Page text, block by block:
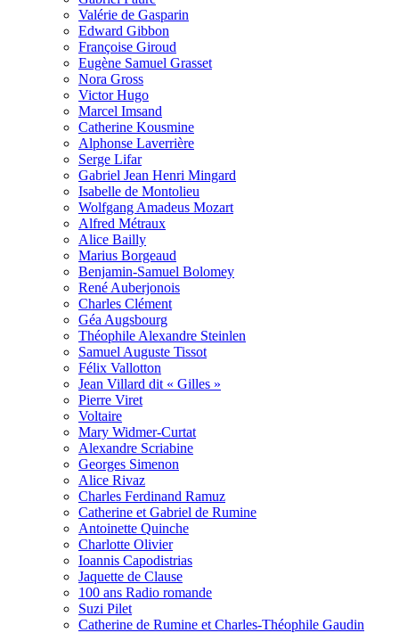
Valérie de Gasparin
Edward Gibbon
Françoise Giroud
Eugène Samuel Grasset
Nora Gross
Victor Hugo
Marcel Imsand
Catherine Kousmine
Alphonse Laverrière
Serge Lifar
Gabriel Jean Henri Mingard
Isabelle de Montolieu
Wolfgang Amadeus Mozart
Alfred Métraux
Alice Bailly
Marius Borgeaud
Benjamin-Samuel Bolomey
René Auberjonois
Charles Clément
Géa Augsbourg
Théophile Alexandre Steinlen
Samuel Auguste Tissot
Félix Vallotton
Jean Villard dit « Gilles »
Pierre Viret
Voltaire
Mary Widmer-Curtat
Alexandre Scriabine
Georges Simenon
Alice Rivaz
Charles Ferdinand Ramuz
Catherine et Gabriel de Rumine
Antoinette Quinche
Charlotte Olivier
Ioannis Capodistrias
Jaquette de Clause
100 ans Radio romande
Suzi Pilet
Catherine de Rumine et Charles-Théophile Gaudin